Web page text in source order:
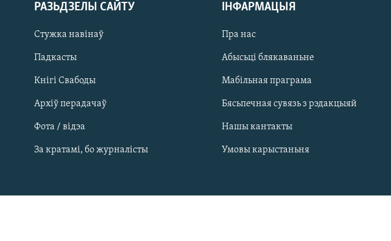
САЧЫЦЕ ЗА АБНАЎЛЕНЬНЯМІ
РАЗЬДЗЕЛЫ САЙТУ
Стужка навінаў
Падкасты
Кнігі Свабоды
Архіў перадачаў
Фота / відэа
За кратамі, бо журналісты
ІНФАРМАЦЫЯ
Пра нас
Абысьці блякаваньне
Мабільная праграма
Бясьпечная сувязь з рэдакцыяй
Нашы кантакты
Умовы карыстаньня